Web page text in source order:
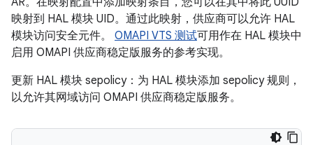
映射到 HAL 模块 UID。通过此映射，供应商可以允许 HAL
模块访问安全元件。 OMAPI VTS 测试可用作在 HAL 模块中
启用 OMAPI 供应商稳定版服务的参考实现。
更新 HAL 模块 sepolicy：为 HAL 模块添加 sepolicy 规则，
以允许其网域访问 OMAPI 供应商稳定版服务。